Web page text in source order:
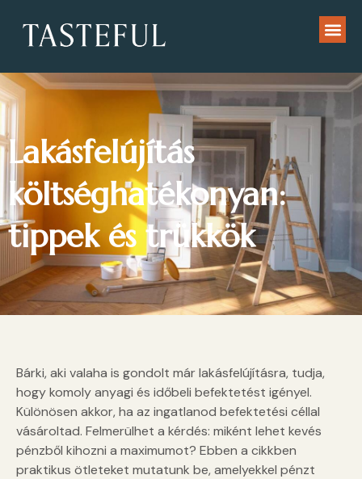
Lakásfelújítás
költséghatékonyan:
tippek és trükkök
Bárki, aki valaha is gondolt már lakásfelújításra, tudja,
hogy komoly anyagi és időbeli befektetést igényel.
Különösen akkor, ha az ingatlanod befektetési céllal
vásároltad. Felmerülhet a kérdés: miként lehet kevés
pénzből kihozni a maximumot? Ebben a cikkben
praktikus ötleteket mutatunk be, amelyekkel pénzt